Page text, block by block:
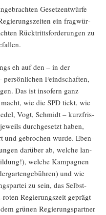
Gesetz­ent­wür­fe
ein frag­wür­
Rück­tritts­for­de­run­gen zu
eh auf den – in der
per­sön­li­chen Feind­schaf­ten,
Das ist inso­fern ganz
wie die SPD tickt, wie
Vogt, Schmidt – kurz­fris­
durch­ge­setzt haben,
und gebro­chen wur­de. Eben­
dar­über ab, wel­che lan­
wel­che Kam­pa­gnen
und wie
zu sein, das Selbst­
Regie­rungs­zeit geprägt
grü­nen Regie­rungs­part­ner